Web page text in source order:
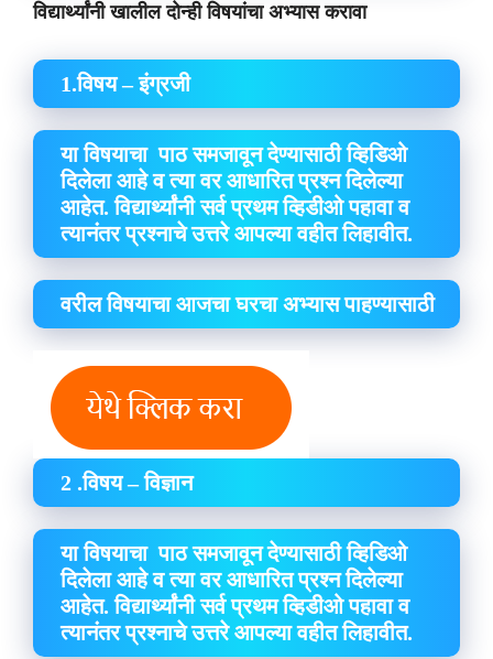
विद्यार्थ्यांनी खालील दोन्ही विषयांचा अभ्यास करावा
1.विषय – इंग्रजी
या विषयाचा पाठ समजावून देण्यासाठी व्हिडिओ
दिलेला आहे व त्या वर आधारित प्रश्न दिलेल्या
आहेत. विद्यार्थ्यांनी सर्व प्रथम व्हिडीओ पहावा व
त्यानंतर प्रश्नाचे उत्तरे आपल्या वहीत लिहावीत.
वरील विषयाचा आजचा घरचा अभ्यास पाहण्यासाठी
2 .विषय – विज्ञान
या विषयाचा पाठ समजावून देण्यासाठी व्हिडिओ
दिलेला आहे व त्या वर आधारित प्रश्न दिलेल्या
आहेत. विद्यार्थ्यांनी सर्व प्रथम व्हिडीओ पहावा व
त्यानंतर प्रश्नाचे उत्तरे आपल्या वहीत लिहावीत.